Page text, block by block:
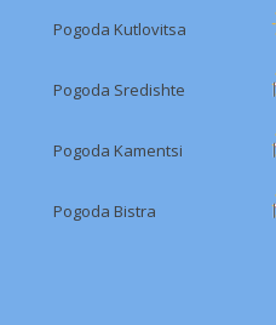
Pogoda Kutlovitsa
Pogoda Sredishte
Pogoda Kamentsi
Pogoda Bistra